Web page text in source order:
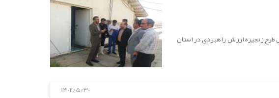
طرح زنجیره ارزش راهبردی در استان
1402/5/30